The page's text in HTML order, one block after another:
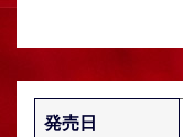
発売日